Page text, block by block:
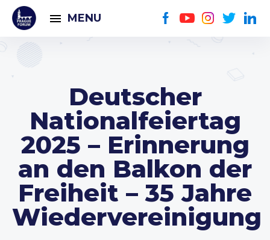
MENU
Deutscher
Nationalfeiertag
2025 – Erinnerung
an den Balkon der
Freiheit – 35 Jahre
Wiedervereinigung